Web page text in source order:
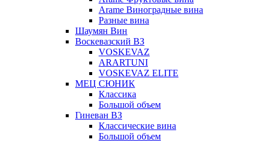
Arame Виноградные вина
Разные вина
Шаумян Вин
Воскевазский ВЗ
VOSKEVAZ
ARARTUNI
VOSKEVAZ ELITE
МЕЦ СЮНИК
Классика
Большой объем
Гиневан ВЗ
Классические вина
Большой объем